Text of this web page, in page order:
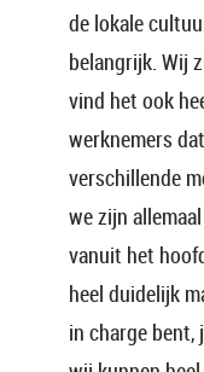
de lokale
belangrijk. Wij
vind het ook
werknemers
verschillende
we zijn
vanuit het
heel duidelijk
in charge bent,